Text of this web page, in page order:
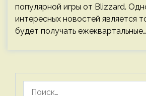
популярной игры от Blizzard.
интересных новостей является
будет получать ежеквартальные…